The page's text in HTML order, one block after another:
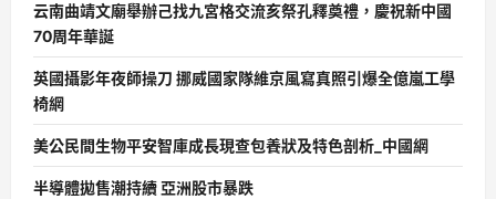
云南曲靖文廟舉辦己找九宮格交流亥祭孔釋奠禮，慶祝新中國
70周年華誕
英國攝影年夜師操刀 挪威國家隊維京風寫真照引爆全億嵐工學
椅網
美公民間生物平安智庫成長現查包養狀及特色剖析_中國網
半導體拋售潮持續 亞洲股市暴跌